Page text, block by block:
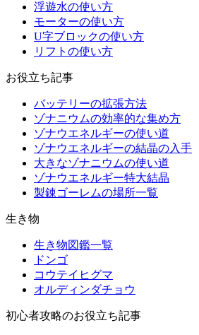
浮遊水の使い方
モーターの使い方
U字ブロックの使い方
リフトの使い方
お役立ち記事
バッテリーの拡張方法
ゾナニウムの効率的な集め方
ゾナウエネルギーの使い道
ゾナウエネルギーの結晶の入手
大きなゾナニウムの使い道
ゾナウエネルギー特大結晶
製錬ゴーレムの場所一覧
生き物
生き物図鑑一覧
ドンゴ
コウテイヒグマ
オルディンダチョウ
初心者攻略のお役立ち記事